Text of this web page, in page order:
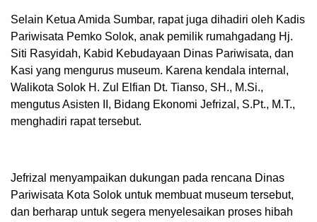
Selain Ketua Amida Sumbar, rapat juga dihadiri oleh Kadis
Pariwisata Pemko Solok, anak pemilik rumahgadang Hj.
Siti Rasyidah, Kabid Kebudayaan Dinas Pariwisata, dan
Kasi yang mengurus museum. Karena kendala internal,
Walikota Solok H. Zul Elfian Dt. Tianso, SH., M.Si.,
mengutus Asisten II, Bidang Ekonomi Jefrizal, S.Pt., M.T.,
menghadiri rapat tersebut.
Jefrizal menyampaikan dukungan pada rencana Dinas
Pariwisata Kota Solok untuk membuat museum tersebut,
dan berharap untuk segera menyelesaikan proses hibah